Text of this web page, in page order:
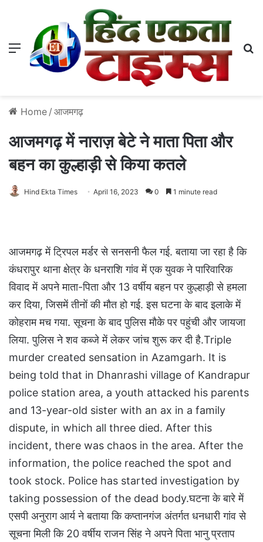
Menu
Home / आजमगढ़
आजमगढ़ में नाराज़ बेटे ने माता पिता और
बहन का कुल्हाड़ी से किया कतले
Hind Ekta Times April 16, 2023 0 1 minute read
आजमगढ़ में ट्रिपल मर्डर से सनसनी फैल गई. बताया जा रहा है कि
कंधरापुर थाना क्षेत्र के धनराशि गांव में एक युवक ने पारिवारिक
विवाद में अपने माता-पिता और 13 वर्षीय बहन पर कुल्हाड़ी से हमला
कर दिया, जिसमें तीनों की मौत हो गई. इस घटना के बाद इलाके में
कोहराम मच गया. सूचना के बाद पुलिस मौके पर पहुंची और जायजा
लिया. पुलिस ने शव कब्जे में लेकर जांच शुरू कर दी है.Triple
murder created sensation in Azamgarh. It is
being told that in Dhanrashi village of Kandrapur
police station area, a youth attacked his parents
and 13-year-old sister with an ax in a family
dispute, in which all three died. After this
incident, there was chaos in the area. After the
information, the police reached the spot and
took stock. Police has started investigation by
taking possession of the dead body.घटना के बारे में
एसपी अनुराग आर्य ने बताया कि कप्तानगंज अंतर्गत धनधारी गांव से
सूचना मिली कि 20 वर्षीय राजन सिंह ने अपने पिता भानु प्रताप